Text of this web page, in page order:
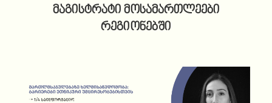
მაგისტრატი მოსამართლეები
რეგიონებში